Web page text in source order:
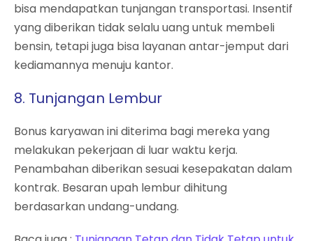
bisa mendapatkan tunjangan transportasi. Insentif
yang diberikan tidak selalu uang untuk membeli
bensin, tetapi juga bisa layanan antar-jemput dari
kediamannya menuju kantor.
8. Tunjangan Lembur
Bonus karyawan ini diterima bagi mereka yang
melakukan pekerjaan di luar waktu kerja.
Penambahan diberikan sesuai kesepakatan dalam
kontrak. Besaran upah lembur dihitung
berdasarkan undang-undang.